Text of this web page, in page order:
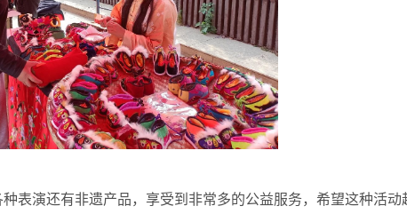
演还有非遗产品，享受到非常多的公益服务，希望这种活动